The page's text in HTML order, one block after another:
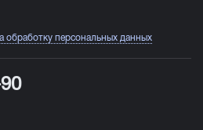
обработку персональных данных